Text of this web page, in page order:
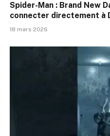
Spider-Man : Brand New
connecter directement à
18 mars 2026